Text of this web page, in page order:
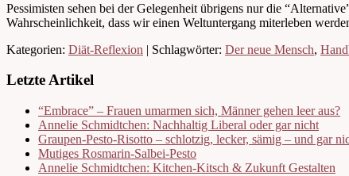
Pessimisten sehen bei der Gelegenheit übrigens nur die
Wahrscheinlichkeit, dass wir einen Weltuntergang miterleben
Kategorien: Diät-Reflexion | Schlagwörter: Der neue Mensch,
Letzte Artikel
“Embrace” – Frauen umarmen sich, Männer gehen leer aus?
Annelie Schmidtchen: Nachhaltig Liberal oder gar nicht
Graupen-Pesto-Risotto – schlotzig, lecker, sämig – und gar
Mutiges Rosmarin-Salbei-Pesto
Annelie Schmidtchen: Kitchen-Kitsch & Zukunft Gestalten